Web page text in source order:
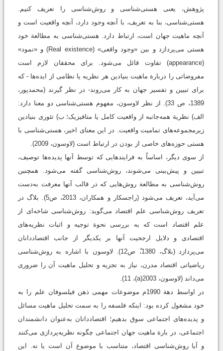
پژوهش، یعنی هستی‌شناسی و روش‌شناسی را تعریف كنیم.
هستی‌شناسی، بنا به تعریف، با آنچه وجود دارد، آنچه واقعیت است و
آنچه ماهیت جهان است، ارتباط دارد. هستی‌شناسی به مطالعة خود
هستی می‌پردازد و بین «وجود واقعی» (Real existence) و «نمود»
(appearance) تفاوت قائل می‌شود. برای محققان لازم است
مفروضاتی را دربارة ماهیت بنیادین هر نظریه یا نظامی از ایده‌ها - که
برای تبیین و تفسیر جهان به کار می‌روند- در نظر گیرند (محمدپور،
1389، ص 33). از نظر لاوسون، مفهوم هستی‌شناسی دو معنا دارد:
الف) نظریة همه‌جانبه از واقعیت کامل یا متافیزیک؛ ب) تئوری بنیادین
زیرمجموعه‌های تمامیت واقعیت. در این معنای اخیر، هستی‌شناسی با
هستی حوزه‌های خاصی از بودن در ارتباط است (لاوسون، 2009).
از سوی دیگر، اساساً به فرایند‌هایی که توسط آنها پدیده‌ها توصیف،
تبیین و پیش‌بینی می‌شوند، روش‌شناسی گفته می‌شود. همچنین
روش‌شناسی به مطالعة روش‌هایی که در قالب آنها معرفت به‌دست
می‌آید، تعریف می‌شود (راجسکار و همکاران، 2013، ص5). بلاگ در
تعریف روش‌شناسی علم اقتصاد می‌گوید: روش‌شناسی شاخه‌ای از
علم اقتصاد است که به بررسی نحوة توجیه و اثبات نظریه‌های
اقتصادی و دلایل ارجحیت آنها بر یکدیگر از جانب اقتصاددانان
می‌پردازد (بلاگ، 1380،‌ٌ ص12). لاوسون با اشاره به روش‌شناسی
ریاضیاتی اقتصاد مدرن، نیاز به تجزیه و تحلیل ماهیت آن را ضروری
می‌داند (لاوسون، 2003(a)، 11).
در اواسط دهة 1990م موضوعات مهمی ذهن فیلسوفان علم را به
خود مشغول کرده بود: اینکه فلسفه را به سمت تحلیل ماهیت مسائل
و پدیده‌های اجتماعی سوق بدهیم؛ اقتصاددانان به‌عنوان دانشمندان
اجتماعی، در بارة ماهیت جهان اجتماعی چگونه نظریه‌پردازی می‌کنند
و آیا روش‌شناسی اقتصاد، متناسب با موضوع آن است یا نه. این